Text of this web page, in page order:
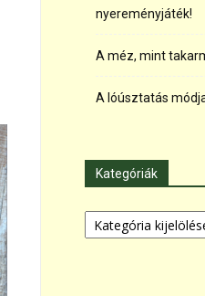
nyereményjáték!
A méz, mint
A lóúsztatás
Kategóriák
Kategóriák